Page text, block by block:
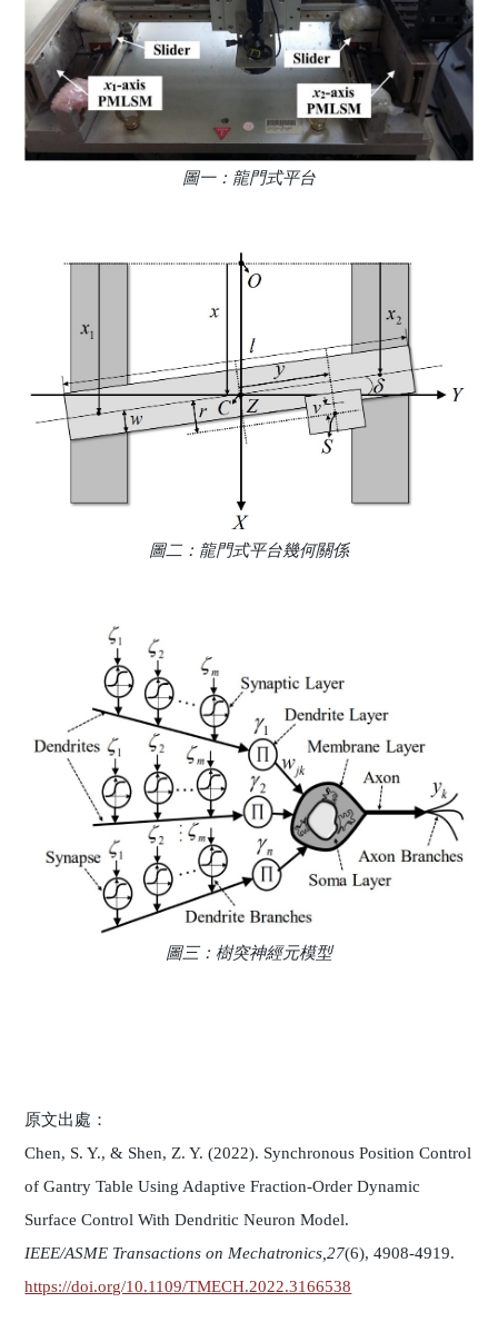
圖一：龍門式平台
圖二：龍門式平台幾何關係
圖三：樹突神經元模型
原文出處：
Chen, S. Y., & Shen, Z. Y. (2022). Synchronous Position Control
of Gantry Table Using Adaptive Fraction-Order Dynamic
Surface Control With Dendritic Neuron Model.
IEEE/ASME Transactions on Mechatronics,27(6), 4908-4919.
https://doi.org/10.1109/TMECH.2022.3166538